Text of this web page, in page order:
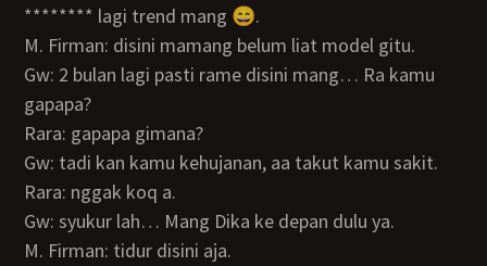
******** lagi trend mang 😄.
M. Firman: disini mamang belum liat model gitu.
Gw: 2 bulan lagi pasti rame disini mang… Ra kamu
gapapa?
Rara: gapapa gimana?
Gw: tadi kan kamu kehujanan, aa takut kamu sakit.
Rara: nggak koq a.
Gw: syukur lah… Mang Dika ke depan dulu ya.
M. Firman: tidur disini aja.